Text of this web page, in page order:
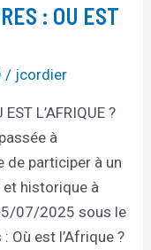
: OU EST
/ jcordier
L’AFRIQUE ?
à
de participer à un
historique à
07/2025 sous le
Où est l’Afrique ?